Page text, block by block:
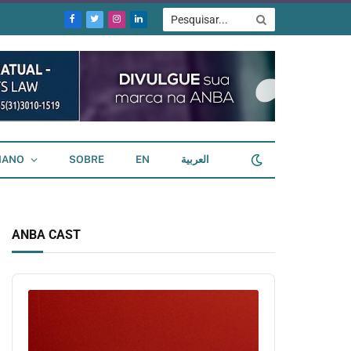
Facebook
TwitterInstagram
LinkedIn
SOBRE EN العربية
ANBA CAST
Audio
Player